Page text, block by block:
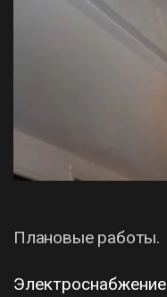
Плановые работы.
Электроснабжение